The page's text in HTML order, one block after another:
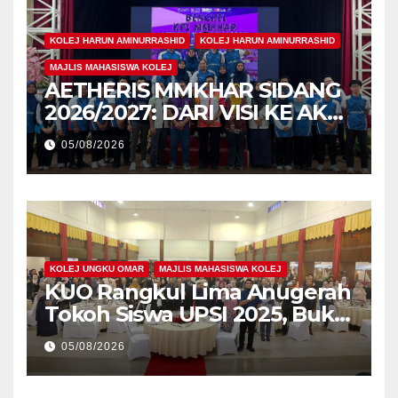
KOLEJ HARUN AMINURRASHID KOLEJ HARUN AMINURRASHID
MAJLIS MAHASISWA KOLEJ
AETHERIS MMKHAR SIDANG
2026/2027: DARI VISI KE AKSI,
MEMBINA LEGASI GENERASI
PEMIMPIN
05/08/2026
KOLEJ UNGKU OMAR MAJLIS MAHASISWA KOLEJ
KUO Rangkul Lima Anugerah
Tokoh Siswa UPSI 2025, Bukti
Kecemerlangan Mahasiswa
Holistik
05/08/2026